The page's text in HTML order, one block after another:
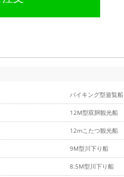
バイキング型遊覧船
12M型双胴観光船
12mこたつ観光船
9M型川下り船
8.5M型川下り船